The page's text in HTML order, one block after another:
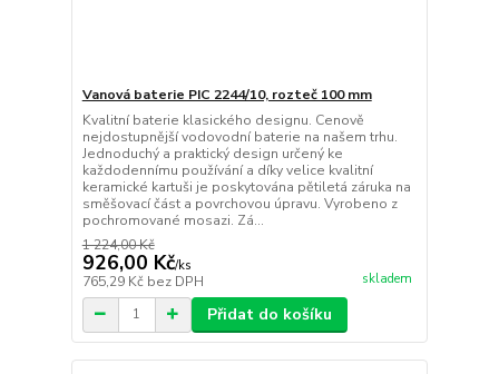
Vanová baterie PIC 2244/10, rozteč 100 mm
Kvalitní baterie klasického designu. Cenově
nejdostupnější vodovodní baterie na našem trhu.
Jednoduchý a praktický design určený ke
každodennímu používání a díky velice kvalitní
keramické kartuši je poskytována pětiletá záruka na
směšovací část a povrchovou úpravu. Vyrobeno z
pochromované mosazi. Zá...
1 224,00 Kč
926,00 Kč/ks
765,29 Kč bez DPH skladem
Přidat do košíku